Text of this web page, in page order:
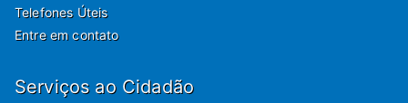
Telefones Úteis
Entre em contato
Serviços ao Cidadão